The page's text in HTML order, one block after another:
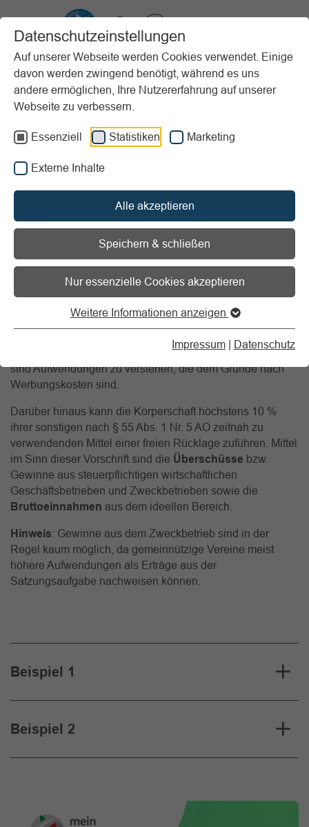
Datenschutzeinstellungen
Auf unserer Webseite werden Cookies verwendet. Einige
davon werden zwingend benötigt, während es uns
andere ermöglichen, Ihre Nutzererfahrung auf unserer
Webseite zu verbessern.
Essenziell Statistiken Marketing
Externe Inhalte
Alle akzeptieren
Speichern & schließen
Nur essenzielle Cookies akzeptieren
Weitere Informationen anzeigen
Impressum | Datenschutz
Startseite Vereinsmanagement
Steuern & Finanzen
Gemeinnützigkeit
Rücklagen Freie Rücklage
Vorlesen
Informationen zum Readspeaker öffnen
Die freie Rücklage
Die Bildung dieser Rücklagen ist weder betragsmäßig
noch zeitlich begrenzt. Obergrenzen gibt es nur für die
jährliche Aufstockung der Rücklagen, die sich auf die
Einnahmen bzw. Überschüsse beziehen. Freie Rücklagen
ermöglichen es den gemeinnützigen Vereinen, ihre
Kapitaldecke zu stärken und Vermögen aufzubauen.
Der freien Rücklage darf jährlich höchstens ein Drittel des
Vermögensverwaltung zugeführt werden. Unter Ausgaben
sind Aufwendungen zu verstehen, die dem Grunde nach
Werbungskosten sind.
Darüber hinaus kann die Körperschaft höchstens 10 %
ihrer sonstigen nach § 55 Abs. 1 Nr. 5 AO zeitnah zu
verwendenden Mittel einer freien Rücklage zuführen. Mittel
im Sinn dieser Vorschrift sind die Überschüsse bzw.
Gewinne aus steuerpflichtigen wirtschaftlichen
Geschäftsbetrieben und Zweckbetrieben sowie die
Bruttoeinnahmen aus dem ideellen Bereich.
Hinweis: Gewinne aus dem Zweckbetrieb sind in der
Regel kaum möglich, da gemeinnützige Vereine meist
höhere Aufwendungen als Erträge aus der
Satzungsaufgabe nachweisen können.
Beispiel 1
Beispiel 2